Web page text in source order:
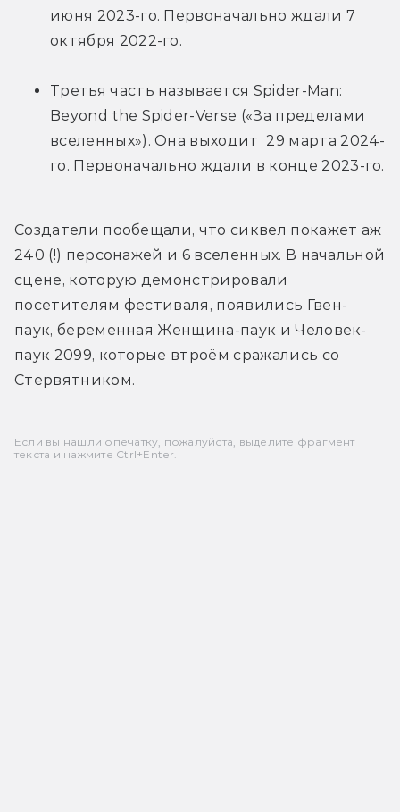
июня 2023-го. Первоначально ждали 7
октября 2022-го.
Третья часть называется Spider-Man:
Beyond the Spider-Verse («За пределами
вселенных»). Она выходит  29 марта 2024-
го. Первоначально ждали в конце 2023-го.
Создатели пообещали, что сиквел покажет аж
240 (!) персонажей и 6 вселенных. В начальной
сцене, которую демонстрировали
посетителям фестиваля, появились Гвен-
паук, беременная Женщина-паук и Человек-
паук 2099, которые втроём сражались со
Стервятником.
Если вы нашли опечатку, пожалуйста, выделите фрагмент
текста и нажмите Ctrl+Enter.